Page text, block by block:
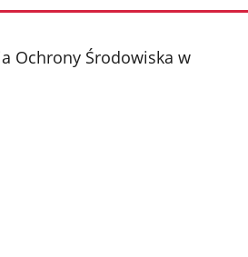
Ochrony Środowiska w